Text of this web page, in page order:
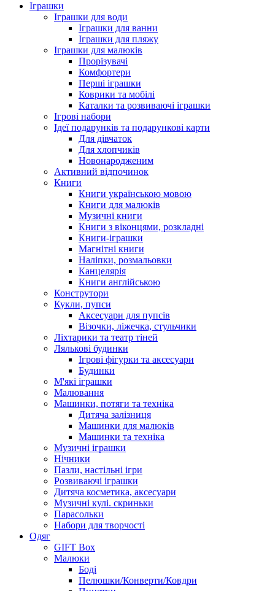
Іграшки
Іграшки для води
Іграшки для ванни
Іграшки для пляжу
Іграшки для малюків
Прорізувачі
Комфортери
Перші іграшки
Коврики та мобілі
Каталки та розвиваючі іграшки
Ігрові набори
Ідеї ​​подарунків та подарункові карти
Для дівчаток
Для хлопчиків
Новонародженим
Активний відпочинок
Книги
Книги українською мовою
Книги для малюків
Музичні книги
Книги з віконцями, розкладні
Книги-іграшки
Магнітні книги
Наліпки, розмальовки
Канцелярія
Книги англійською
Конструтори
Кукли, пупси
Аксесуари для пупсів
Візочки, ліжечка, стульчики
Ліхтарики та театр тіней
Лялькові будинки
Ігрові фігурки та аксесуари
Будинки
М'які іграшки
Малювання
Машинки, потяги та техніка
Дитяча залізниця
Машинки для малюків
Машинки та техніка
Музичні іграшки
Нічники
Пазли, настільні ігри
Розвиваючі іграшки
Дитяча косметика, аксесуари
Музичні кулі. скриньки
Парасольки
Набори для творчості
Одяг
GIFT Box
Малюки
Боді
Пелюшки/Конверти/Ковдри